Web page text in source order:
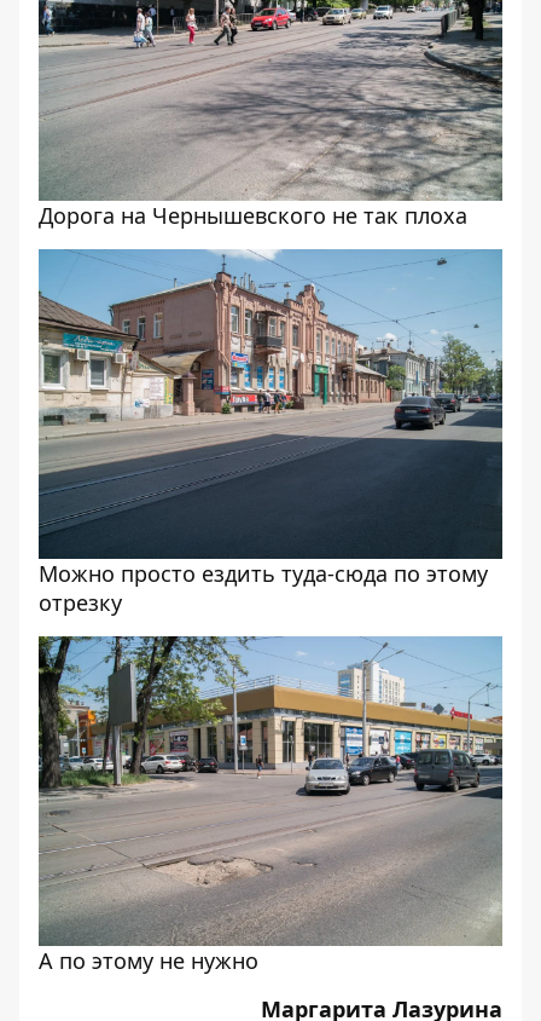
Дорога на Чернышевского не так плоха
Можно просто ездить туда-сюда по этому
отрезку
А по этому не нужно
Маргарита Лазурина